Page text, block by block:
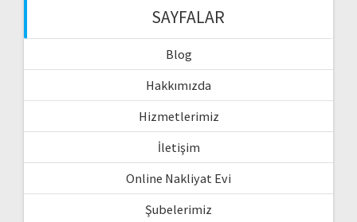
SAYFALAR
Blog
Hakkımızda
Hizmetlerimiz
İletişim
Online Nakliyat Evi
Şubelerimiz